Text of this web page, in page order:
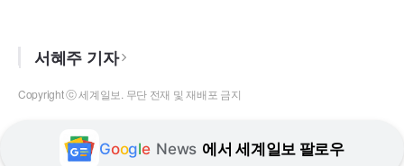
서혜주 기자
Copyright ⓒ 세계일보. 무단 전재 및 재배포 금지
Google News 에서 세계일보 팔로우